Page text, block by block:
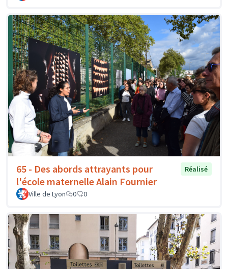
65 - Des abords attrayants pour
l'école maternelle Alain Fournier
Réalisé
Ville de Lyon 0 0